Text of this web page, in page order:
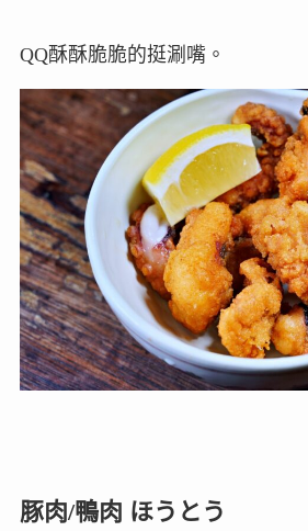
QQ酥酥脆脆的挺涮嘴。
豚肉/鴨肉 ほうとう